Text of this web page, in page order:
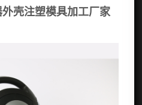
壳注塑模具加工厂家